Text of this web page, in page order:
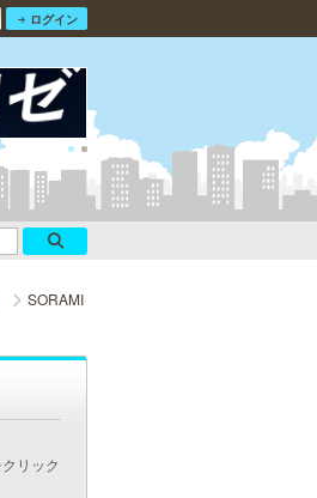
ログイン
SORAMI
リック